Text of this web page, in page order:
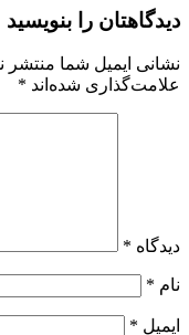
دیدگاهتان را بنویسید
نشانی ایمیل شما منتشر
علامت‌گذاری شده‌اند *
دیدگاه *
نام *
ایمیل *